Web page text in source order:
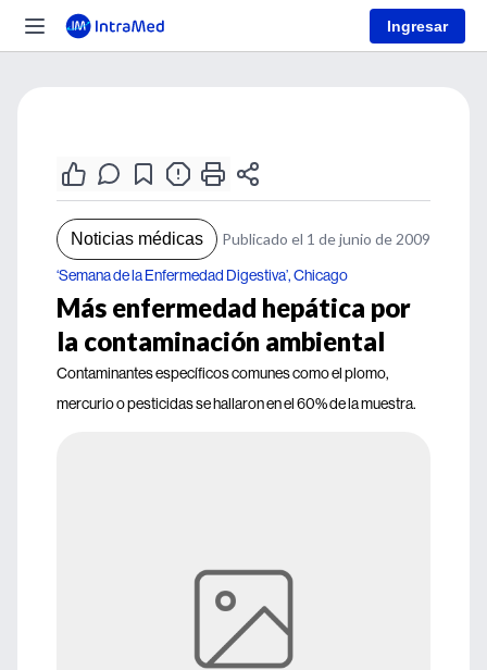
Ingresar
Noticias médicas Publicado el 1 de junio de 2009
‘Semana de la Enfermedad Digestiva’, Chicago
Más enfermedad hepática por
la contaminación ambiental
Contaminantes específicos comunes como el plomo,
mercurio o pesticidas se hallaron en el 60% de la muestra.